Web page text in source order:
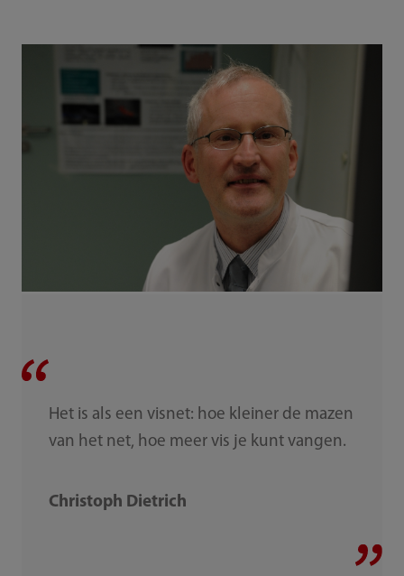
Het is als een visnet: hoe kleiner de mazen
van het net, hoe meer vis je kunt vangen.
Christoph Dietrich